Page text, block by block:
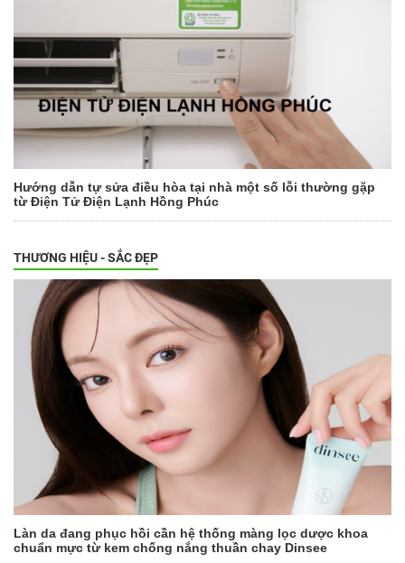
Hướng dẫn tự sửa điều hòa tại nhà một số lỗi thường gặp
từ Điện Tử Điện Lạnh Hồng Phúc
THƯƠNG HIỆU - SẮC ĐẸP
Làn da đang phục hồi cần hệ thống màng lọc dược khoa
chuẩn mực từ kem chống nắng thuần chay Dinsee